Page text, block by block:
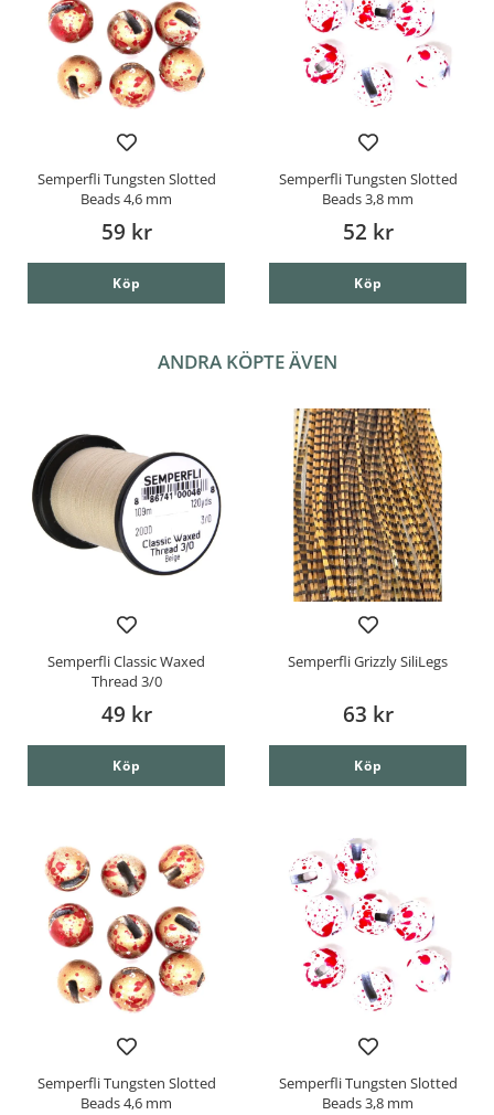
Semperfli Tungsten Slotted
Beads 4,6 mm
59 kr
Köp
Semperfli Tungsten Slotted
Beads 3,8 mm
52 kr
Köp
ANDRA KÖPTE ÄVEN
Semperfli Classic Waxed
Thread 3/0
49 kr
Köp
Semperfli Grizzly SiliLegs
63 kr
Köp
Semperfli Tungsten Slotted
Beads 4,6 mm
Semperfli Tungsten Slotted
Beads 3,8 mm